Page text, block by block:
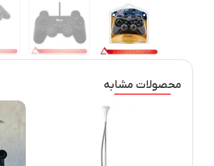
محصولات مشابه